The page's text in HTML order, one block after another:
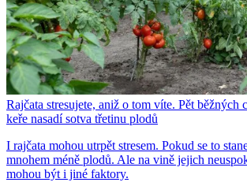
Rajčata stresujete, aniž o tom víte. Pět
keře nasadí sotva třetinu plodů
I rajčata mohou utrpět stresem. Pokud se to
mnohem méně plodů. Ale na vině jejich
mohou být i jiné faktory.